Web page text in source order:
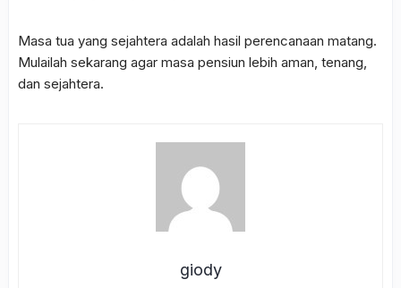
Masa tua yang sejahtera adalah hasil perencanaan matang.
Mulailah sekarang agar masa pensiun lebih aman, tenang,
dan sejahtera.
giody